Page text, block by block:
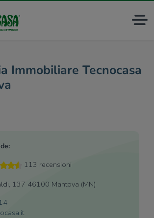
Immobiliare Tecnocasa
113 recensioni
137 46100 Mantova (MN)